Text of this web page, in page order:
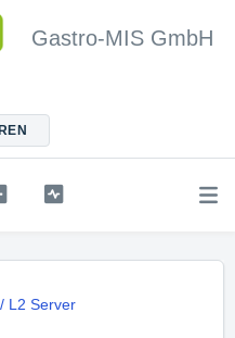
Gastro-MIS GmbH
L2 Server